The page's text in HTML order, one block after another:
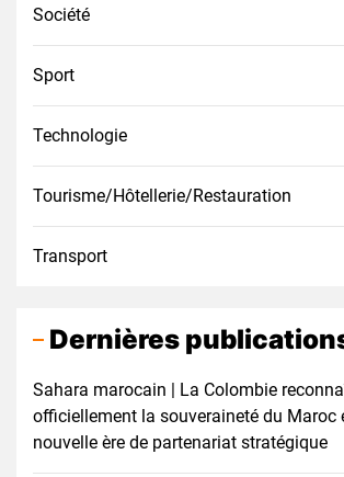
Société
Sport
Technologie
Tourisme/Hôtellerie/Restauration
Transport
Dernières
Sahara marocain | La Colombie
officiellement la souveraineté du Maroc
nouvelle ère de partenariat stratégique